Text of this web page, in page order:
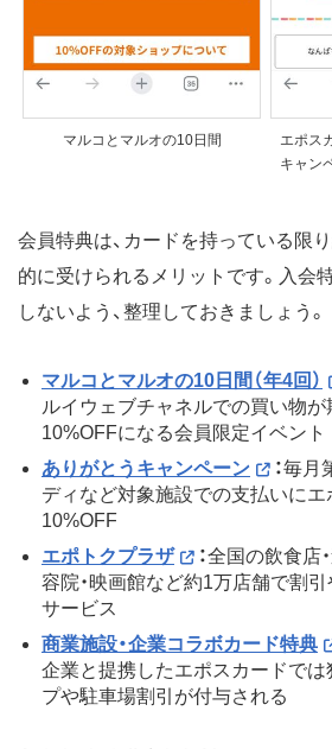
マルコとマルオの10日間
エポス
キャン
会員特典は、カードを持っている限
的に受けられるメリットです。入会
しないよう、整理しておきましょう。
マルコとマルオの10日間（年4回）
ルイウェブチャネルでの買い物が
10%OFFになる会員限定イベント
ありがとうキャンペーン
：毎月
ディなど対象施設での支払いにエ
10%OFF
エポトクプラザ
：全国の飲食店
容院・映画館など約1万店舗で割
サービス
商業施設・企業コラボカード特典
企業と提携したエポスカードでは
プや駐車場割引が付与される